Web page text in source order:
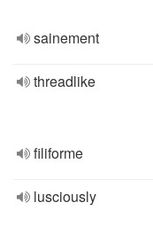
sainement
threadlike
filiforme
lusciously